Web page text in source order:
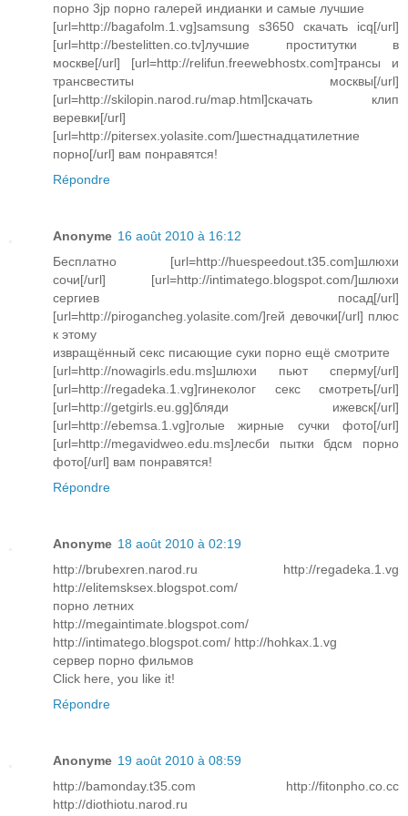
порно 3jp порно галерей индианки и самые лучшие
[url=http://bagafolm.1.vg]samsung s3650 скачать icq[/url]
[url=http://bestelitten.co.tv]лучшие проститутки в
москве[/url] [url=http://relifun.freewebhostx.com]трансы и
трансвеститы москвы[/url]
[url=http://skilopin.narod.ru/map.html]скачать клип
веревки[/url]
[url=http://pitersex.yolasite.com/]шестнадцатилетние
порно[/url] вам понравятся!
Répondre
Anonyme 16 août 2010 à 16:12
Бесплатно [url=http://huespeedout.t35.com]шлюхи
сочи[/url] [url=http://intimatego.blogspot.com/]шлюхи
сергиев посад[/url]
[url=http://pirogancheg.yolasite.com/]гей девочки[/url] плюс
к этому
извращённый секс писающие суки порно ещё смотрите
[url=http://nowagirls.edu.ms]шлюхи пьют сперму[/url]
[url=http://regadeka.1.vg]гинеколог секс смотреть[/url]
[url=http://getgirls.eu.gg]бляди ижевск[/url]
[url=http://ebemsa.1.vg]голые жирные сучки фото[/url]
[url=http://megavidweo.edu.ms]лесби пытки бдсм порно
фото[/url] вам понравятся!
Répondre
Anonyme 18 août 2010 à 02:19
http://brubexren.narod.ru http://regadeka.1.vg
http://elitemsksex.blogspot.com/
порно летних
http://megaintimate.blogspot.com/
http://intimatego.blogspot.com/ http://hohkax.1.vg
сервер порно фильмов
Click here, you like it!
Répondre
Anonyme 19 août 2010 à 08:59
http://bamonday.t35.com http://fitonpho.co.cc
http://diothiotu.narod.ru